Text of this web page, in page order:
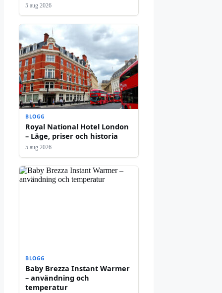
5 aug 2026
BLOGG
Royal National Hotel London
– Läge, priser och historia
5 aug 2026
BLOGG
Baby Brezza Instant Warmer
– användning och
temperatur